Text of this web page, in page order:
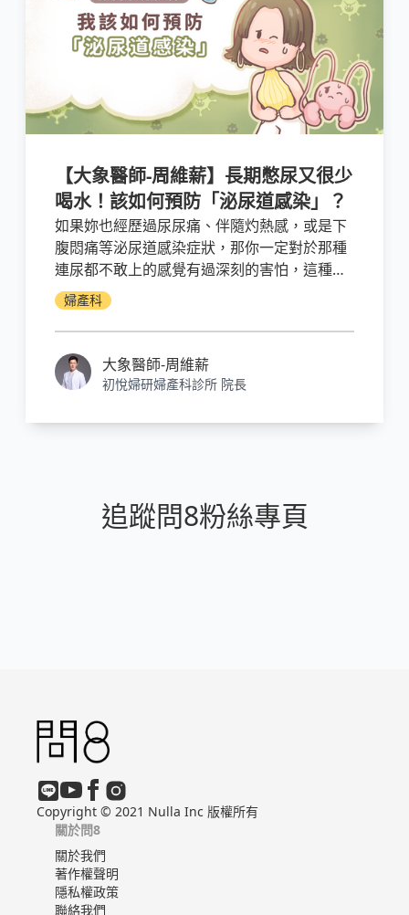
【大象醫師-周維薪】長期憋尿又很少
喝水！該如何預防「泌尿道感染」？
如果妳也經歷過尿尿痛、伴隨灼熱感，或是下
腹悶痛等泌尿道感染症狀，那你一定對於那種
連尿都不敢上的感覺有過深刻的害怕，這種都
市女性常見的現代問題，除了一直吃抗生素之
外，真的沒有其他解答了嗎？
婦產科
大象醫師-周維薪
初悅婦研婦產科診所 院長
追蹤問8粉絲專頁
Copyright © 2021 Nulla Inc 版權所有
關於問8
關於我們
著作權聲明
隱私權政策
聯絡我們